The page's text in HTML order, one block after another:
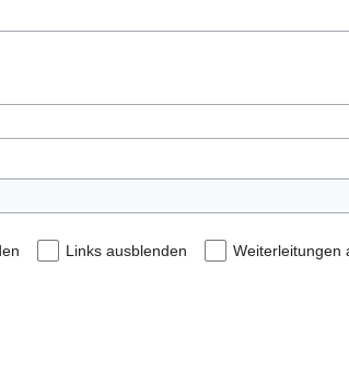
Links ausblenden Weiterleitungen